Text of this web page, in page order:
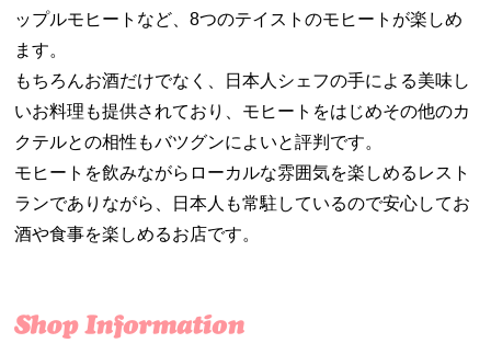
ップルモヒートなど、8つのテイストのモヒートが楽しめ
ます。
もちろんお酒だけでなく、日本人シェフの手による美味し
いお料理も提供されており、モヒートをはじめその他のカ
クテルとの相性もバツグンによいと評判です。
モヒートを飲みながらローカルな雰囲気を楽しめるレスト
ランでありながら、日本人も常駐しているので安心してお
酒や食事を楽しめるお店です。